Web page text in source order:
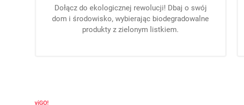
Dołącz do ekologicznej rewolucji! Dbaj o swój
dom i środowisko, wybierając biodegradowalne
produkty z zielonym listkiem.
viGO